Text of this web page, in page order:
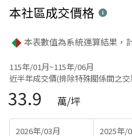
本社區成交價格
本表數值為系統運算結果，
115年/01月~115年/06月
近半年成交價(排除特殊關係間之交
33.9 萬/坪
2026年/03月
2025年/